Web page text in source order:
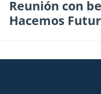
Reunión con
Hacemos